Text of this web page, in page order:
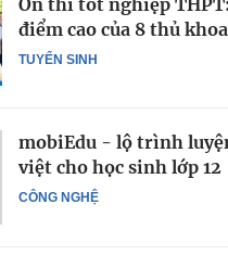
TUYỂN SINH
điểm cao của 8 thủ
CÔNG NGHỆ
mobiEdu - lộ trình
việt cho học sinh lớp 12